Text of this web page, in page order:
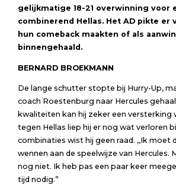
gelijkmatige 18-21 overwinning voor
combinerend Hellas. Het AD pikte er
hun comeback maakten of als
binnengehaald.
BERNARD BROEKMANN
De lange schutter stopte bij Hurry-Up,
coach Roestenburg naar Hercules
kwaliteiten kan hij zeker een versterking
tegen Hellas liep hij er nog wat verloren
combinaties wist hij geen raad. ,,Ik moet
wennen aan de speelwijze van Hercules.
nog niet. Ik heb pas een paar keer
tijd nodig.”